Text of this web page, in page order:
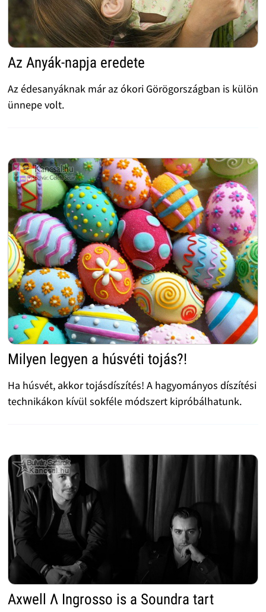
Az Anyák-napja eredete
Az édesanyáknak már az ókori Görögországban is külön
ünnepe volt.
Milyen legyen a húsvéti tojás?!
Ha húsvét, akkor tojásdíszítés! A hagyományos díszítési
technikákon kívül sokféle módszert kipróbálhatunk.
Axwell Λ Ingrosso is a Soundra tart